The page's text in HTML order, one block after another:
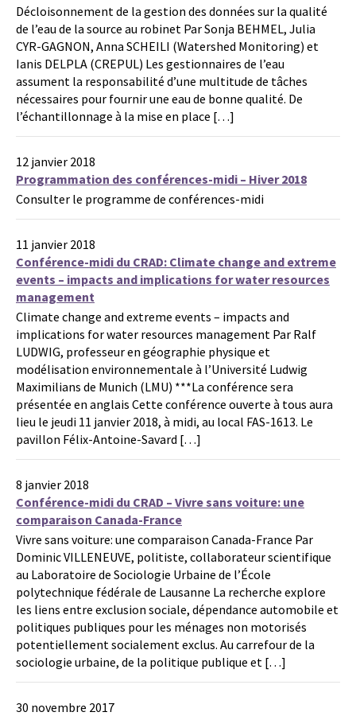
Décloisonnement de la gestion des données sur la qualité
de l’eau de la source au robinet Par Sonja BEHMEL, Julia
CYR-GAGNON, Anna SCHEILI (Watershed Monitoring) et
Ianis DELPLA (CREPUL) Les gestionnaires de l’eau
assument la responsabilité d’une multitude de tâches
nécessaires pour fournir une eau de bonne qualité. De
l’échantillonnage à la mise en place […]
12 janvier 2018
Programmation des conférences-midi – Hiver 2018
Consulter le programme de conférences-midi
11 janvier 2018
Conférence-midi du CRAD: Climate change and extreme
events – impacts and implications for water resources
management
Climate change and extreme events – impacts and
implications for water resources management Par Ralf
LUDWIG, professeur en géographie physique et
modélisation environnementale à l’Université Ludwig
Maximilians de Munich (LMU) ***La conférence sera
présentée en anglais Cette conférence ouverte à tous aura
lieu le jeudi 11 janvier 2018, à midi, au local FAS-1613. Le
pavillon Félix-Antoine-Savard […]
8 janvier 2018
Conférence-midi du CRAD – Vivre sans voiture: une
comparaison Canada-France
Vivre sans voiture: une comparaison Canada-France Par
Dominic VILLENEUVE, politiste, collaborateur scientifique
au Laboratoire de Sociologie Urbaine de l’École
polytechnique fédérale de Lausanne La recherche explore
les liens entre exclusion sociale, dépendance automobile et
politiques publiques pour les ménages non motorisés
potentiellement socialement exclus. Au carrefour de la
sociologie urbaine, de la politique publique et […]
30 novembre 2017